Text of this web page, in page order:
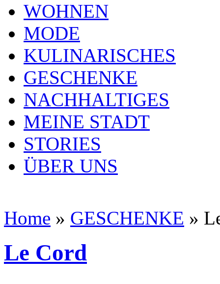
WOHNEN
MODE
KULINARISCHES
GESCHENKE
NACHHALTIGES
MEINE STADT
STORIES
ÜBER UNS
Home » GESCHENKE »
Le Cord